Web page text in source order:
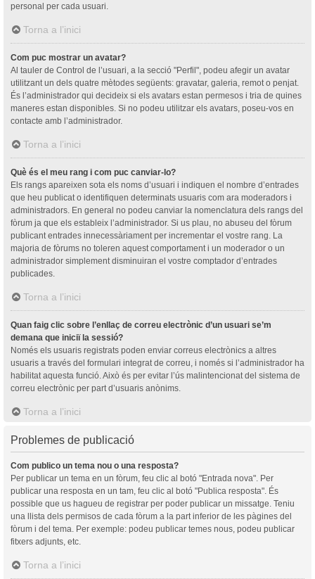
personal per cada usuari.
Torna a l’inici
Com puc mostrar un avatar?
Al tauler de Control de l’usuari, a la secció "Perfil", podeu afegir un avatar
utilitzant un dels quatre mètodes següents: gravatar, galeria, remot o penjat.
És l’administrador qui decideix si els avatars estan permesos i tria de quines
maneres estan disponibles. Si no podeu utilitzar els avatars, poseu-vos en
contacte amb l’administrador.
Torna a l’inici
Què és el meu rang i com puc canviar-lo?
Els rangs apareixen sota els noms d’usuari i indiquen el nombre d’entrades
que heu publicat o identifiquen determinats usuaris com ara moderadors i
administradors. En general no podeu canviar la nomenclatura dels rangs del
fòrum ja que els estableix l’administrador. Si us plau, no abuseu del fòrum
publicant entrades innecessàriament per incrementar el vostre rang. La
majoria de fòrums no toleren aquest comportament i un moderador o un
administrador simplement disminuiran el vostre comptador d’entrades
publicades.
Torna a l’inici
Quan faig clic sobre l’enllaç de correu electrònic d’un usuari se’m
demana que iniciï la sessió?
Només els usuaris registrats poden enviar correus electrònics a altres
usuaris a través del formulari integrat de correu, i només si l’administrador ha
habilitat aquesta funció. Això és per evitar l’ús malintencionat del sistema de
correu electrònic per part d’usuaris anònims.
Torna a l’inici
Problemes de publicació
Com publico un tema nou o una resposta?
Per publicar un tema en un fòrum, feu clic al botó "Entrada nova". Per
publicar una resposta en un tam, feu clic al botó "Publica resposta". És
possible que us hagueu de registrar per poder publicar un missatge. Teniu
una llista dels permisos de cada fòrum a la part inferior de les pàgines del
fòrum i del tema. Per exemple: podeu publicar temes nous, podeu publicar
fitxers adjunts, etc.
Torna a l’inici